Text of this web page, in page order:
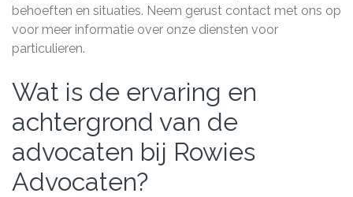
behoeften en situaties. Neem gerust contact met ons op
voor meer informatie over onze diensten voor
particulieren.
Wat is de ervaring en
achtergrond van de
advocaten bij Rowies
Advocaten?